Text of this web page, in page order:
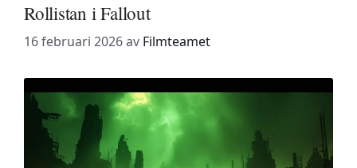
Rollistan i Fallout
16 februari 2026av Filmteamet